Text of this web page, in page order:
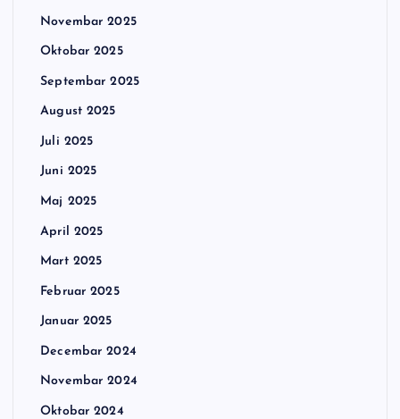
Novembar 2025
Oktobar 2025
Septembar 2025
August 2025
Juli 2025
Juni 2025
Maj 2025
April 2025
Mart 2025
Februar 2025
Januar 2025
Decembar 2024
Novembar 2024
Oktobar 2024